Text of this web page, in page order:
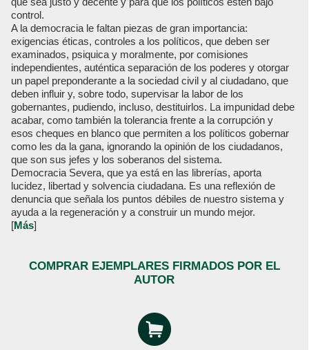
control.
A la democracia le faltan piezas de gran importancia:
exigencias éticas, controles a los políticos, que deben ser
examinados, psiquica y moralmente, por comisiones
independientes, auténtica separación de los poderes y otorgar
un papel preponderante a la sociedad civil y al ciudadano, que
deben influir y, sobre todo, supervisar la labor de los
gobernantes, pudiendo, incluso, destituirlos. La impunidad debe
acabar, como también la tolerancia frente a la corrupción y
esos cheques en blanco que permiten a los políticos gobernar
como les da la gana, ignorando la opinión de los ciudadanos,
que son sus jefes y los soberanos del sistema.
Democracia Severa, que ya está en las librerías, aporta
lucidez, libertad y solvencia ciudadana. Es una reflexión de
denuncia que señala los puntos débiles de nuestro sistema y
ayuda a la regeneración y a construir un mundo mejor.
[Más]
COMPRAR EJEMPLARES FIRMADOS POR EL
AUTOR